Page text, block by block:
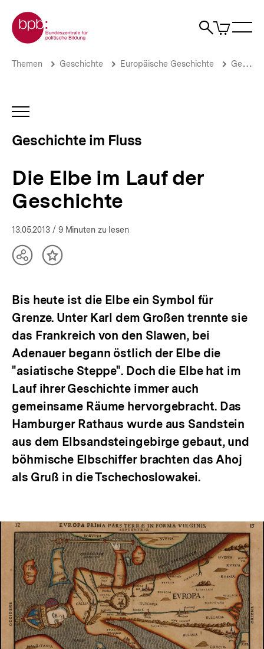
zum
Seiteninhalt
springen
Zur Startseite der bpb
Suche
Artikel
im
Die
der
Geschichte
Geschichte
Flüsse
europäische
Brotkrümelnavigation
Pfadnavigation
Themen Geschichte Europäische Geschichte Geschichte im Fluss
INHALTSNAVIGATION
Geschichte im Fluss
Die Elbe im Lauf der
Geschichte
13.05.2013 / 9 Minuten zu lesen
TeilenInhalt
Bis heute ist die Elbe ein Symbol für
Grenze. Unter Karl dem Großen trennte sie
das Frankreich von den Slawen, bei
Adenauer begann östlich der Elbe die
"asiatische Steppe". Doch die Elbe hat im
Lauf ihrer Geschichte immer auch
gemeinsame Räume hervorgebracht. Das
Hamburger Rathaus wurde aus Sandstein
aus dem Elbsandsteingebirge gebaut, und
böhmische Elbschiffer brachten das Ahoj
als Gruß in die Tschechoslowakei.